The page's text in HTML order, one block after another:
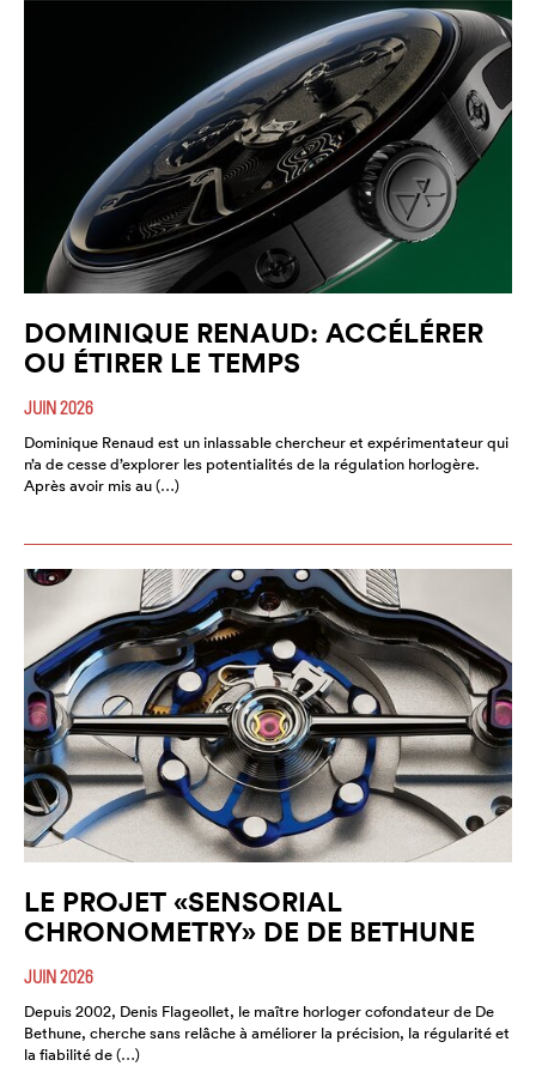
DOMINIQUE RENAUD: ACCÉLÉRER
OU ÉTIRER LE TEMPS
JUIN 2026
Dominique Renaud est un inlassable chercheur et expérimentateur qui
n’a de cesse d’explorer les potentialités de la régulation horlogère.
Après avoir mis au (…)
LE PROJET «SENSORIAL
CHRONOMETRY» DE DE BETHUNE
JUIN 2026
Depuis 2002, Denis Flageollet, le maître horloger cofondateur de De
Bethune, cherche sans relâche à améliorer la précision, la régularité et
la fiabilité de (…)